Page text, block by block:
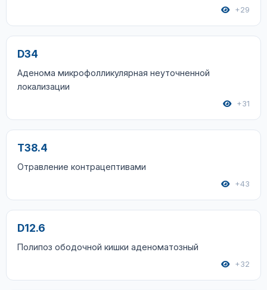
+29
D34
Аденома микрофолликулярная неуточненной
локализации
+31
T38.4
Отравление контрацептивами
+43
D12.6
Полипоз ободочной кишки аденоматозный
+32